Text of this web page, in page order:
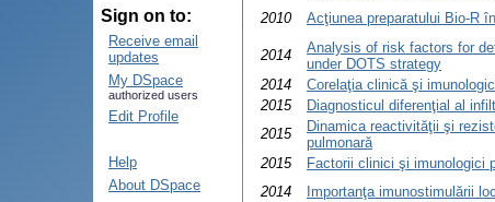
Sign on to:
Receive email
updates
My DSpace
authorized users
Edit Profile
Help
About DSpace
2010 Acţiunea preparatului Bio-R
2014
Analysis of risk factors for
under DOTS strategy
2014
Corelaţia clinică şi
2015
Diagnosticul diferenţial al
2015
Dinamica reactivităţii şi
pulmonară
2015
Factorii clinici şi imunologici
2014
Importanţa imunostimulării